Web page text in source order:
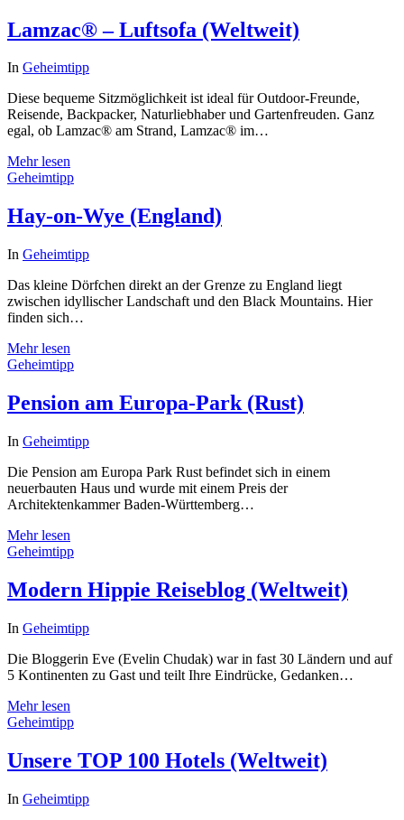
Lamzac® – Luftsofa (Weltweit)
In Geheimtipp
Diese bequeme Sitzmöglichkeit ist ideal für Outdoor-Freunde,
Reisende, Backpacker, Naturliebhaber und Gartenfreuden. Ganz
egal, ob Lamzac® am Strand, Lamzac® im…
Mehr lesen
Geheimtipp
Hay-on-Wye (England)
In Geheimtipp
Das kleine Dörfchen direkt an der Grenze zu England liegt
zwischen idyllischer Landschaft und den Black Mountains. Hier
finden sich…
Mehr lesen
Geheimtipp
Pension am Europa-Park (Rust)
In Geheimtipp
Die Pension am Europa Park Rust befindet sich in einem
neuerbauten Haus und wurde mit einem Preis der
Architektenkammer Baden-Württemberg…
Mehr lesen
Geheimtipp
Modern Hippie Reiseblog (Weltweit)
In Geheimtipp
Die Bloggerin Eve (Evelin Chudak) war in fast 30 Ländern und auf
5 Kontinenten zu Gast und teilt Ihre Eindrücke, Gedanken…
Mehr lesen
Geheimtipp
Unsere TOP 100 Hotels (Weltweit)
In Geheimtipp